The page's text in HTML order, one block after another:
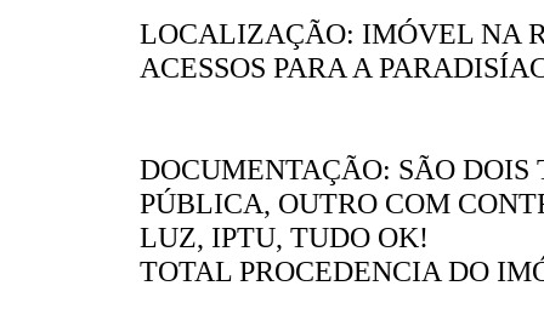
LOCALIZAÇÃO: IMÓVEL NA
ACESSOS PARA A
DOCUMENTAÇÃO: SÃO DOIS
PÚBLICA, OUTRO COM
LUZ, IPTU, TUDO OK!
TOTAL PROCEDENCIA DO